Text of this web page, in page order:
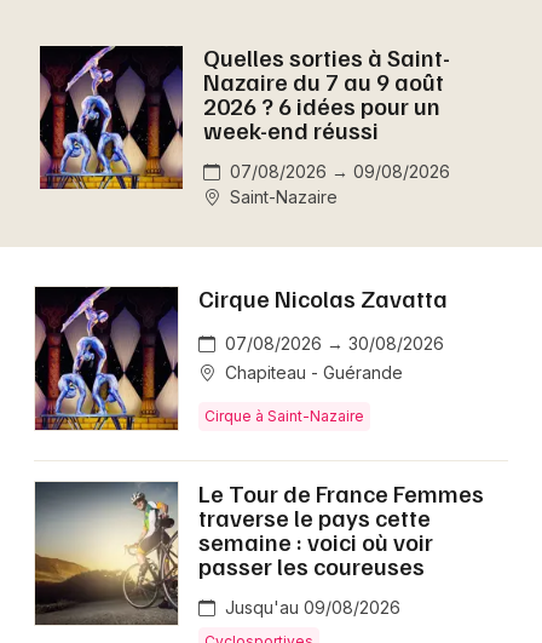
Soirées
Sorties famille
Expos
Sorties & loisirs
Aujourd'hui en Loire-Atlantique
Aujourd'hui dans les Pays de la Loire
Newsletter des sorties
Artistes en tournée
Actus à Saint-Nazaire
Strasbourg
Toulouse
Toutes les villes
Quelles sorties à Saint-
Nazaire du 7 au 9 août
2026 ? 6 idées pour un
week-end réussi
07/08/2026 → 09/08/2026
Saint-Nazaire
Cirque Nicolas Zavatta
07/08/2026 → 30/08/2026
Chapiteau - Guérande
Cirque à Saint-Nazaire
Le Tour de France Femmes
traverse le pays cette
semaine : voici où voir
passer les coureuses
Jusqu'au 09/08/2026